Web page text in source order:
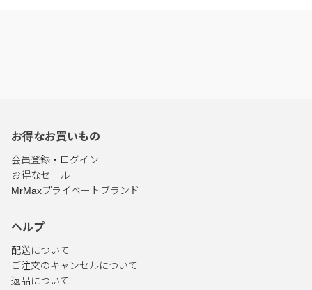
お得なお買いもの
会員登録・ログイン
お得なセール
MrMaxプライベートブランド
ヘルプ
配送について
ご注文のキャンセルについて
返品について